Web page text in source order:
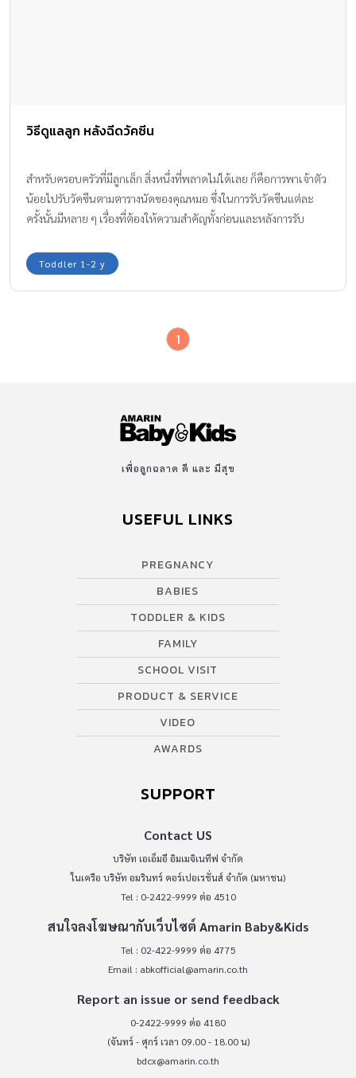
วิธีดูแลลูก หลังฉีดวัคซีน
สำหรับครอบครัวที่มีลูกเล็ก สิ่งหนึ่งที่พลาดไม่ได้เลย ก็คือการพาเจ้าตัว
น้อยไปรับวัคซีนตามตารางนัดของคุณหมอ ซึ่งในการรับวัคซีนแต่ละ
ครั้งนั้นมีหลาย ๆ เรื่องที่ต้องให้ความสำคัญทั้งก่อนและหลังการรับ
Toddler 1-2 y
1
เพื่อลูกฉลาด ดี และ มีสุข
USEFUL LINKS
PREGNANCY
BABIES
TODDLER & KIDS
FAMILY
SCHOOL VISIT
PRODUCT & SERVICE
VIDEO
AWARDS
SUPPORT
Contact US
บริษัท เอเอ็มอี อิมเมจิเนทีฟ จำกัด
ในเครือ บริษัท อมรินทร์ คอร์เปอเรชั่นส์ จำกัด (มหาชน)
Tel : 0-2422-9999 ต่อ 4510
สนใจลงโฆษณากับเว็บไซต์ Amarin Baby&Kids
Tel : 02-422-9999 ต่อ 4775
Email : abkofficial@amarin.co.th
Report an issue or send feedback
0-2422-9999 ต่อ 4180
(จันทร์ - ศุกร์ เวลา 09.00 - 18.00 น)
bdcx@amarin.co.th